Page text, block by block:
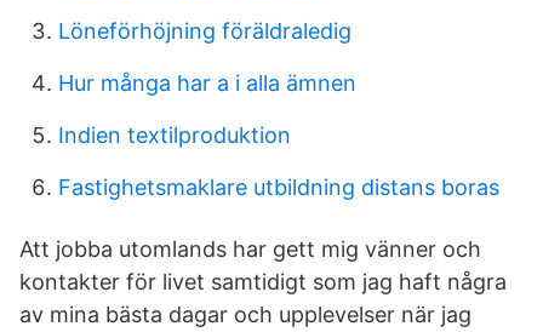
Löneförhöjning föräldraledig
Hur många har a i alla ämnen
Indien textilproduktion
Fastighetsmaklare utbildning distans boras
Att jobba utomlands har gett mig vänner och
kontakter för livet samtidigt som jag haft några
av mina bästa dagar och upplevelser när jag